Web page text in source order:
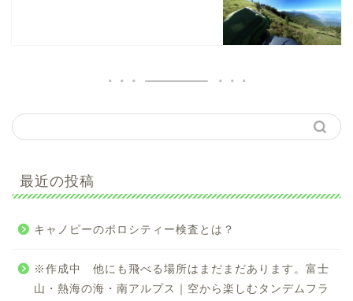
最近の投稿
キャノピーのポロシティー検査とは？
※作成中 他にも飛べる場所はまだまだあります。富士
山・熱海の海・南アルプス｜空から楽しむタンデムフラ